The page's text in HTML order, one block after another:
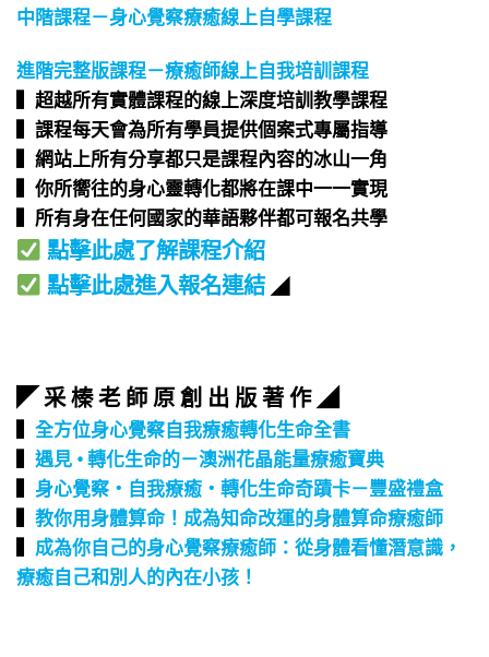
中階課程－身心覺察療癒線上自學課程
進階完整版課程－療癒師線上自我培訓課程
▍超越所有實體課程的線上深度培訓教學課程​
▍課程每天會為所有學員提供個案式專屬指導​
▍網站上所有分享都只是課程內容的冰山一角​
▍你所嚮往的身心靈轉化都將在課中一一實現​
▍所有身在任何國家的華語夥伴都可報名共學​
點擊此處了解課程介紹
點擊此處進入報名連結 ◢
◤ 采 榛 老 師 原 創 出 版 著 作 ◢
▍ 全方位身心覺察自我療癒轉化生命全書
▍ 遇見 • 轉化生命的－澳洲花晶能量療癒寶典
▍ 身心覺察‧自我療癒‧轉化生命奇蹟卡－豐盛禮盒
▍ 教你用身體算命！成為知命改運的身體算命療癒師
▍ 成為你自己的身心覺察療癒師：從身體看懂潛意識，
療癒自己和別人的內在小孩！